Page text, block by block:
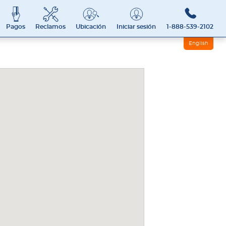
Pagos Reclamos Ubicación Iniciar sesión 1-888-539-2102
English